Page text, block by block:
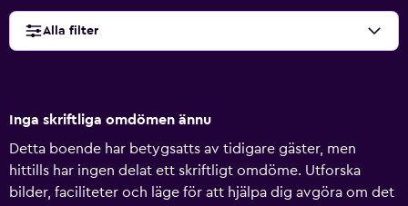
Alla filter
Inga skriftliga omdömen ännu
Detta boende har betygsatts av tidigare gäster, men
hittills har ingen delat ett skriftligt omdöme. Utforska
bilder, faciliteter och läge för att hjälpa dig avgöra om det